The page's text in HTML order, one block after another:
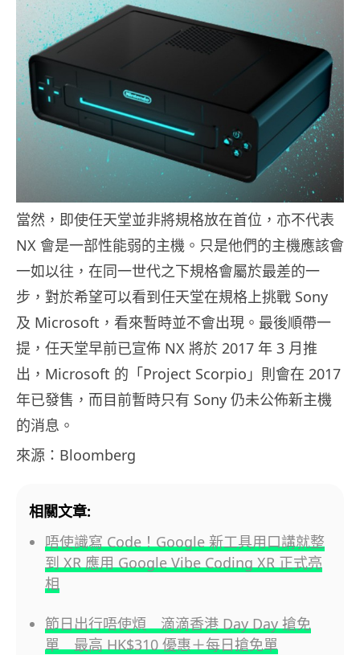
當然，即使任天堂並非將規格放在首位，亦不代表
NX 會是一部性能弱的主機。只是他們的主機應該會
一如以往，在同一世代之下規格會屬於最差的一
步，對於希望可以看到任天堂在規格上挑戰 Sony
及 Microsoft，看來暫時並不會出現。最後順帶一
提，任天堂早前已宣佈 NX 將於 2017 年 3 月推
出，Microsoft 的「Project Scorpio」則會在 2017
年已發售，而目前暫時只有 Sony 仍未公佈新主機
的消息。
來源：Bloomberg
相關文章:
唔使識寫 Code！Google 新工具用口講就整
到 XR 應用 Google Vibe Coding XR 正式亮
相
節日出行唔使煩 滴滴香港 Day Day 搶免
單 最高 HK$310 優惠＋每日搶免單